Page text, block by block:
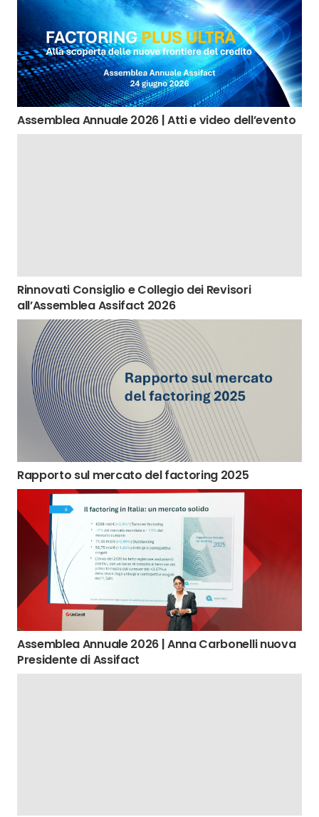
Assemblea Annuale 2026 | Atti e video dell’evento
Rinnovati Consiglio e Collegio dei Revisori
all’Assemblea Assifact 2026
Rapporto sul mercato del factoring 2025
Assemblea Annuale 2026 | Anna Carbonelli nuova
Presidente di Assifact